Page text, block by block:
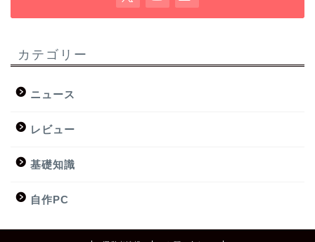
カテゴリー
ニュース
レビュー
基礎知識
自作PC